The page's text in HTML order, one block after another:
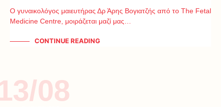
Ο γυναικολόγος μαιευτήρας Δρ Άρης Βογιατζής από το The Fetal
Medicine Centre, μοιράζεται μαζί μας…
CONTINUE READING
08